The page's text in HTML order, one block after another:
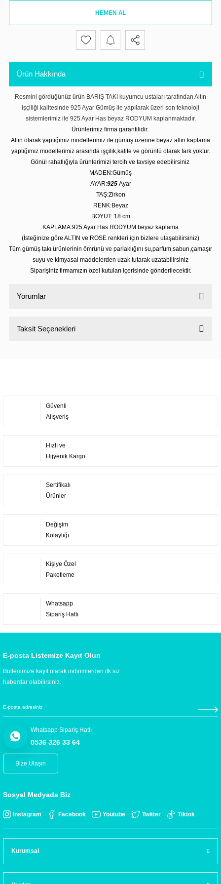
HEMEN AL
Ürün Hakkında
Resmini gördüğünüz ürün BARIŞ TAKI kuyumcu ustaları tarafından Altın
işçiliği kalitesinde 925 Ayar Gümüş ile yapılarak üzeri son teknoloji
sistemlerimiz ile 925 Ayar Has beyaz RODYUM kaplanmaktadır.
Ürünlerimiz firma garantilidir.
Altın olarak yaptığımız modellerimiz ile gümüş üzerine beyaz altın kaplama
yaptığımız modellerimiz arasında işçilik,kalite ve görüntü olarak fark yoktur.
Gönül rahatlığıyla ürünlerimizi tercih ve tavsiye edebilirsiniz
MADEN:Gümüş
AYAR:925 Ayar
TAŞ:Zirkon
RENK:Beyaz
BOYUT: 18 cm
KAPLAMA:925 Ayar Has RODYUM beyaz kaplama
(İsteğinize göre ALTIN ve ROSE renkleri için bizlere ulaşabilirsiniz)
Tüm gümüş takı ürünlerinin ömrünü ve parlaklığını su,parfüm,sabun,çamaşır
suyu ve kimyasal maddelerden uzak tutarak uzatabilirsiniz
Siparişiniz firmamızın özel kutuları içerisinde gönderilecektir.
Yorumlar
Taksit Seçenekleri
Güvenli
Alışveriş
Hızlı ve
Hijyenik Kargo
Sertifikalı
Ürünler
Değişim
Kolaylığı
Kişiye Özel
Paketleme
Whatsapp
Sipariş Hattı
E-posta Listemize Kayıt Olun
Bültenimize kayıt olarak indirimlerden ilk siz
haberdar olabilirsiniz.
Whatsapp Sipariş Hattı
0536 326 33 64
Bize Ulaşın
Sosyal Medyada Biz
Instagram Facebook Youtube Twitter Tiktok
Kurumsal